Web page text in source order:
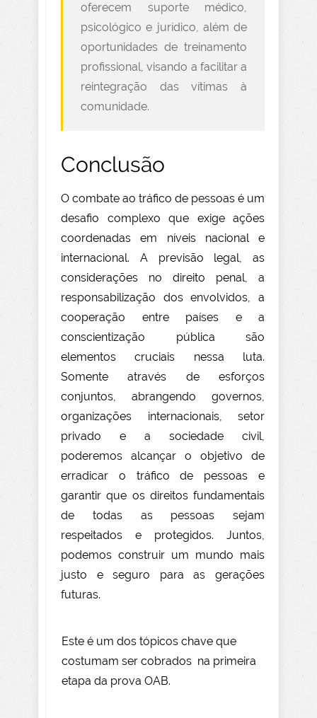
oferecem suporte médico,
psicológico e jurídico, além de
oportunidades de treinamento
profissional, visando a facilitar a
reintegração das vítimas à
comunidade.
Conclusão
O combate ao tráfico de pessoas é um
desafio complexo que exige ações
coordenadas em níveis nacional e
internacional. A previsão legal, as
considerações no direito penal, a
responsabilização dos envolvidos, a
cooperação entre países e a
conscientização pública são
elementos cruciais nessa luta.
Somente através de esforços
conjuntos, abrangendo governos,
organizações internacionais, setor
privado e a sociedade civil,
poderemos alcançar o objetivo de
erradicar o tráfico de pessoas e
garantir que os direitos fundamentais
de todas as pessoas sejam
respeitados e protegidos. Juntos,
podemos construir um mundo mais
justo e seguro para as gerações
futuras.
Este é um dos tópicos chave que
costumam ser cobrados na primeira
etapa da prova OAB.